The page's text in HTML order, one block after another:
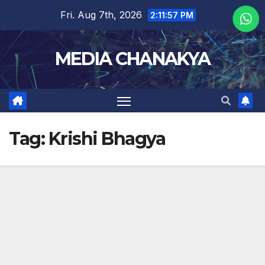
Fri. Aug 7th, 2026 2:11:57 PM
MEDIA CHANAKYA
Tag: Krishi Bhagya